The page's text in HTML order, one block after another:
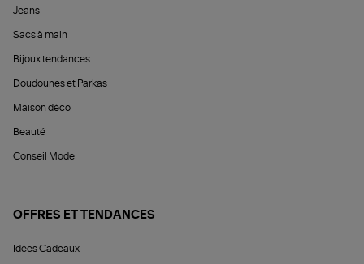
Jeans
Sacs à main
Bijoux tendances
Doudounes et Parkas
Maison déco
Beauté
Conseil Mode
OFFRES ET TENDANCES
Idées Cadeaux